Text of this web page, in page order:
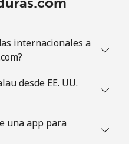
internacionales a
desde EE. UU.
una app para